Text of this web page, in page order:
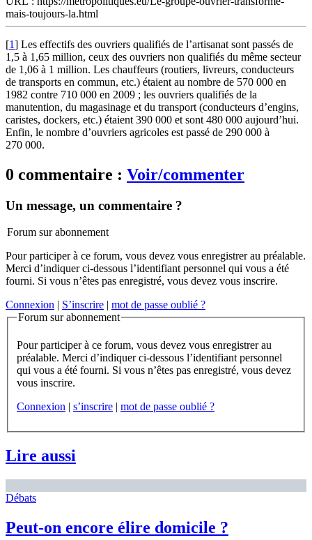
mais-toujours-la.html
[1] Les effectifs des ouvriers qualifiés de l’artisanat sont passés de
1,5 à 1,65 million, ceux des ouvriers non qualifiés du même secteur
de 1,06 à 1 million. Les chauffeurs (routiers, livreurs, conducteurs
de transports en commun, etc.) étaient au nombre de 570 000 en
1982 contre 710 000 en 2009 ; les ouvriers qualifiés de la
manutention, du magasinage et du transport (conducteurs d’engins,
caristes, dockers, etc.) étaient 390 000 et sont 480 000 aujourd’hui.
Enfin, le nombre d’ouvriers agricoles est passé de 290 000 à
270 000.
0 commentaire : Voir/commenter
Un message, un commentaire ?
Forum sur abonnement
Pour participer à ce forum, vous devez vous enregistrer au préalable.
Merci d’indiquer ci-dessous l’identifiant personnel qui vous a été
fourni. Si vous n’êtes pas enregistré, vous devez vous inscrire.
Connexion | S’inscrire | mot de passe oublié ?
Forum sur abonnement
Pour participer à ce forum, vous devez vous enregistrer au
préalable. Merci d’indiquer ci-dessous l’identifiant personnel
qui vous a été fourni. Si vous n’êtes pas enregistré, vous devez
vous inscrire.
Connexion | s’inscrire | mot de passe oublié ?
Lire aussi
Débats
Peut-on encore élire domicile ?